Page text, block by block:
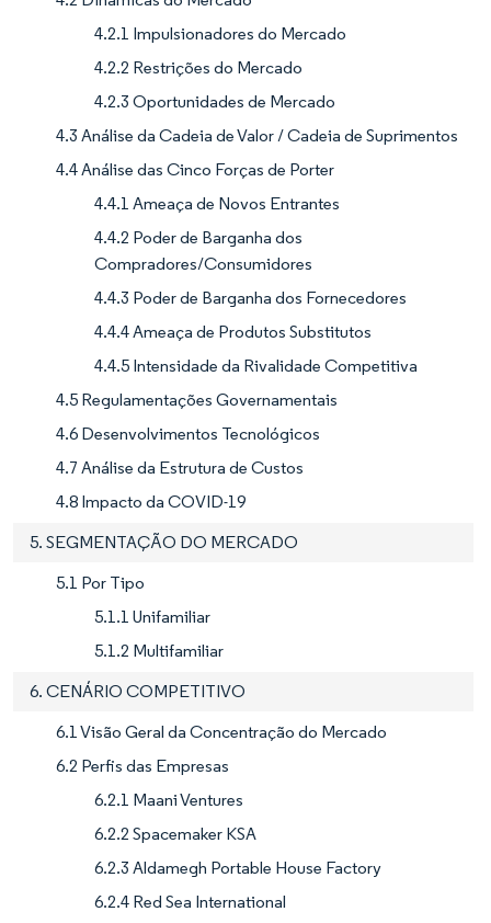
4.2.1 Impulsionadores do Mercado
4.2.2 Restrições do Mercado
4.2.3 Oportunidades de Mercado
4.3 Análise da Cadeia de Valor / Cadeia de Suprimentos
4.4 Análise das Cinco Forças de Porter
4.4.1 Ameaça de Novos Entrantes
4.4.2 Poder de Barganha dos
Compradores/Consumidores
4.4.3 Poder de Barganha dos Fornecedores
4.4.4 Ameaça de Produtos Substitutos
4.4.5 Intensidade da Rivalidade Competitiva
4.5 Regulamentações Governamentais
4.6 Desenvolvimentos Tecnológicos
4.7 Análise da Estrutura de Custos
4.8 Impacto da COVID-19
5. SEGMENTAÇÃO DO MERCADO
5.1 Por Tipo
5.1.1 Unifamiliar
5.1.2 Multifamiliar
6. CENÁRIO COMPETITIVO
6.1 Visão Geral da Concentração do Mercado
6.2 Perfis das Empresas
6.2.1 Maani Ventures
6.2.2 Spacemaker KSA
6.2.3 Aldamegh Portable House Factory
6.2.4 Red Sea International